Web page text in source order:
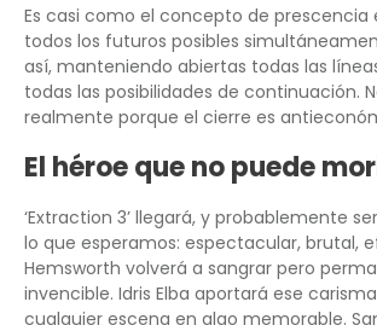
Es casi como el concepto de prescencia
todos los futuros posibles
así, manteniendo abiertas todas las
todas las posibilidades de continuación.
realmente porque el cierre es
El héroe que no puede
‘Extraction 3’ llegará, y probablemente
lo que esperamos: espectacular, brutal,
Hemsworth volverá a sangrar pero
invencible. Idris Elba aportará ese
cualquier escena en algo memorable.